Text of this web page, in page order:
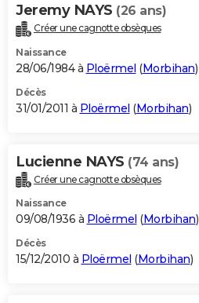
Jeremy NAYS (26 ans)
Créer une cagnotte obsèques
Naissance
28/06/1984 à Ploërmel (Morbihan)
Décès
31/01/2011 à Ploërmel (Morbihan)
Lucienne NAYS (74 ans)
Créer une cagnotte obsèques
Naissance
09/08/1936 à Ploërmel (Morbihan)
Décès
15/12/2010 à Ploërmel (Morbihan)